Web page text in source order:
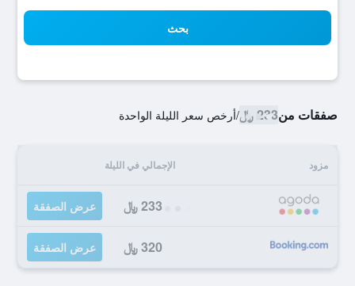
بحث
صفقات من233 ﷼ /أرخص سعر الليلة الواحدة
مزود الإجمالي في الليلة
233 ﷼ عرض الصفقة
320 ﷼ عرض الصفقة